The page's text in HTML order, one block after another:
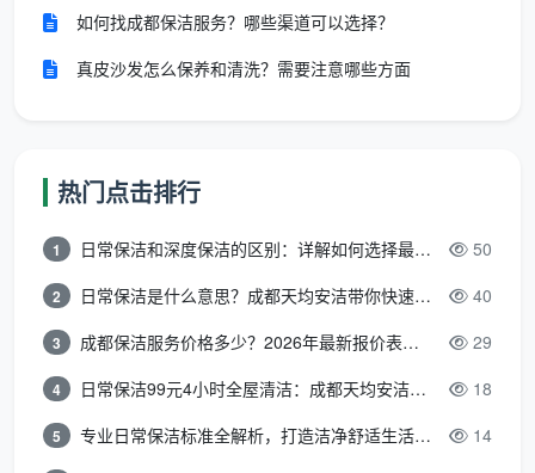
亮，马桶内外消毒，地漏清掏
除
全屋地面漆点腻子点胶点手工铲除，吸尘后深度湿拖
两遍
窗台石飘窗台粉尘彻底清除
强弱电箱内部除尘，明装管道表面擦拭
如何找成都保洁服务？哪些渠道可以选择？
真皮沙发怎么保养和清洗？需要注意哪些方面
热门点击排行
1 日常保洁和深度保洁的区别：详解如何选择最适合的清洁服务 50
2 日常保洁是什么意思？成都天均安洁带你快速区分“日常vs深度vs开荒” 40
3 成都保洁服务价格多少？2026年最新报价表来了，这一篇看透所有费用 29
4 日常保洁99元4小时全屋清洁：成都天均安洁保洁超值服务全解析 18
5 专业日常保洁标准全解析，打造洁净舒适生活空间 14